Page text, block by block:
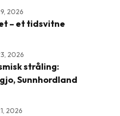
2026
– et tidsvitne
2026
stråling:
Sunnhordland
2026